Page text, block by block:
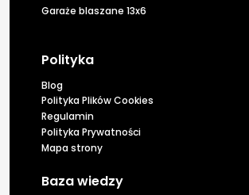
Garaże blaszane 13x6
Polityka
Blog
Polityka Plików Cookies
Regulamin
Polityka Prywatności
Mapa strony
Baza wiedzy